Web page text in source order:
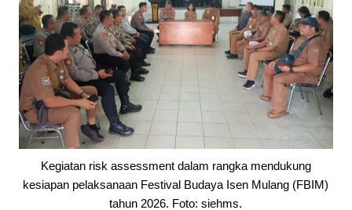
Kegiatan risk assessment dalam rangka mendukung
kesiapan pelaksanaan Festival Budaya Isen Mulang (FBIM)
tahun 2026. Foto: siehms.